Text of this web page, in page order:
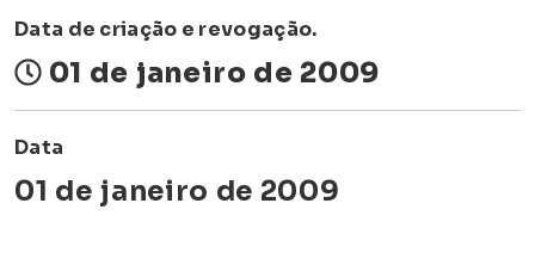
Data de criação e revogação.
01 de janeiro de 2009
Data
01 de janeiro de 2009